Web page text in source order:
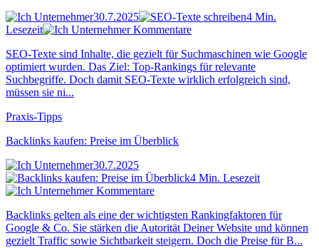
30.7.2025
4 Min.
Lesezeit
Kommentare
SEO-Texte sind Inhalte, die gezielt für Suchmaschinen wie Google
optimiert wurden. Das Ziel: Top-Rankings für relevante
Suchbegriffe. Doch damit SEO-Texte wirklich erfolgreich sind,
müssen sie ni...
Praxis-Tipps
Backlinks kaufen: Preise im Überblick
30.7.2025
4 Min. Lesezeit
Kommentare
Backlinks gelten als eine der wichtigsten Rankingfaktoren für
Google & Co. Sie stärken die Autorität Deiner Website und können
gezielt Traffic sowie Sichtbarkeit steigern. Doch die Preise für B...